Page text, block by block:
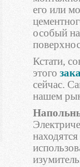
его или
особый
Кстати,
этого
сейчас.
нашем